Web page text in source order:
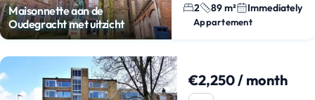
Maisonnette aan de
Oudegracht met uitzicht
2
89 m² Immediately
Appartement
€2,250 / month